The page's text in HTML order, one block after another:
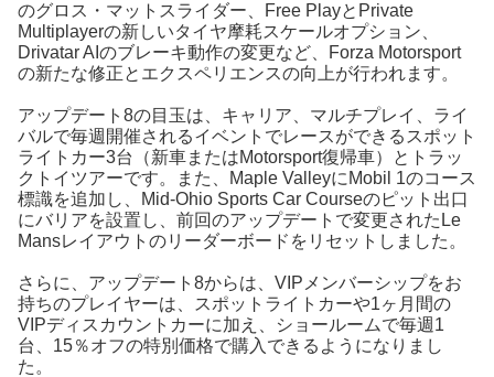
のグロス・マットスライダー、Free PlayとPrivate
Multiplayerの新しいタイヤ摩耗スケールオプション、
Drivatar AIのブレーキ動作の変更など、Forza Motorsport
の新たな修正とエクスペリエンスの向上が行われます。
アップデート8の目玉は、キャリア、マルチプレイ、ライ
バルで毎週開催されるイベントでレースができるスポット
ライトカー3台（新車またはMotorsport復帰車）とトラッ
クトイツアーです。また、Maple ValleyにMobil 1のコース
標識を追加し、Mid-Ohio Sports Car Courseのピット出口
にバリアを設置し、前回のアップデートで変更されたLe
Mansレイアウトのリーダーボードをリセットしました。
さらに、アップデート8からは、VIPメンバーシップをお
持ちのプレイヤーは、スポットライトカーや1ヶ月間の
VIPディスカウントカーに加え、ショールームで毎週1
台、15％オフの特別価格で購入できるようになりまし
た。